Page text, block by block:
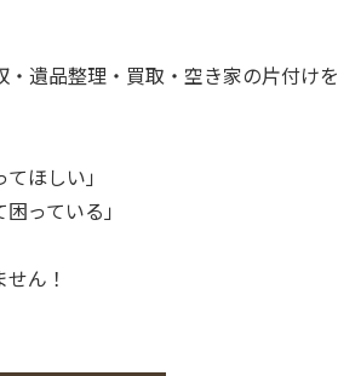
遺品整理・買取・空き家の片付けを
ほしい」
っている」
ん！